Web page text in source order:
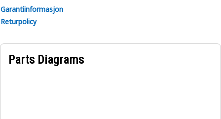
Garantiinformasjon
Returpolicy
Parts Diagrams